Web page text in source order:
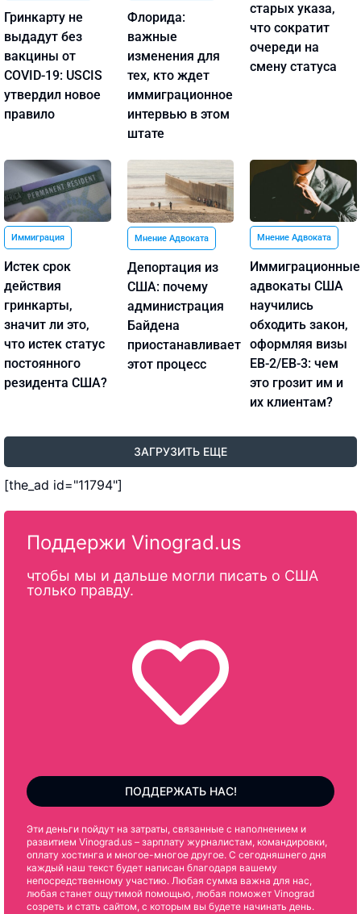
Гринкарту не
выдадут без
вакцины от
COVID-19: USCIS
утвердил новое
правило
Флорида:
важные
изменения для
тех, кто ждет
иммиграционное
интервью в этом
штате
старых указа,
что сократит
очереди на
смену статуса
Иммиграция
Истек срок
действия
гринкарты,
значит ли это,
что истек статус
постоянного
резидента США?
Мнение Адвоката
Депортация из
США: почему
администрация
Байдена
приостанавливает
этот процесс
Мнение Адвоката
Иммиграционные
адвокаты США
научились
обходить закон,
оформляя визы
EB-2/EB-3: чем
это грозит им и
их клиентам?
ЗАГРУЗИТЬ ЕЩЕ
[the_ad id="11794"]
Поддержи Vinograd.us
чтобы мы и дальше могли писать о США
только правду.
ПОДДЕРЖАТЬ НАС!
Эти деньги пойдут на затраты, связанные с наполнением и
развитием Vinograd.us – зарплату журналистам, командировки,
оплату хостинга и многое-многое другое. С сегодняшнего дня
каждый наш текст будет написан благодаря вашему
непосредственному участию. Любая сумма важна для нас,
любая станет ощутимой помощью, любая поможет Vinograd
созреть и стать сайтом, с которым вы будете начинать день.